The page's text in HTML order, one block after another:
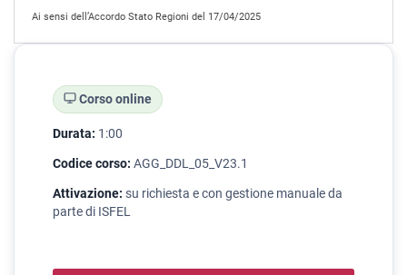
Ai sensi dell’Accordo Stato Regioni del 17/04/2025
Corso online
Durata: 1:00
Codice corso: AGG_DDL_05_V23.1
Attivazione: su richiesta e con gestione manuale da
parte di ISFEL